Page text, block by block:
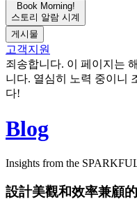
Book Morning!
스토리 알람 시계
게시물
고객지원
죄송합니다. 이 페이지는
니다. 열심히 노력 중이니
다!
Blog
Insights from the
設計美觀和效率兼顧